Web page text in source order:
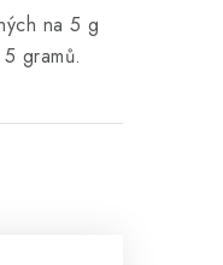
na 5 g
gramů.